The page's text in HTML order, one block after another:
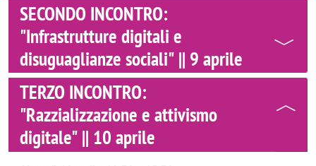
SECONDO INCONTRO:
"Infrastrutture digitali e
disuguaglianze sociali" || 9 aprile
TERZO INCONTRO:
"Razzializzazione e attivismo
digitale" || 10 aprile